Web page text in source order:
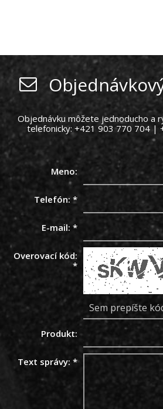
Objednávku môžete jednoducho a
telefonicky: +421 903 770 704 |
Meno:
Telefón: *
E-mail: *
Overovací kód:
*
Produkt:
Text správy: *